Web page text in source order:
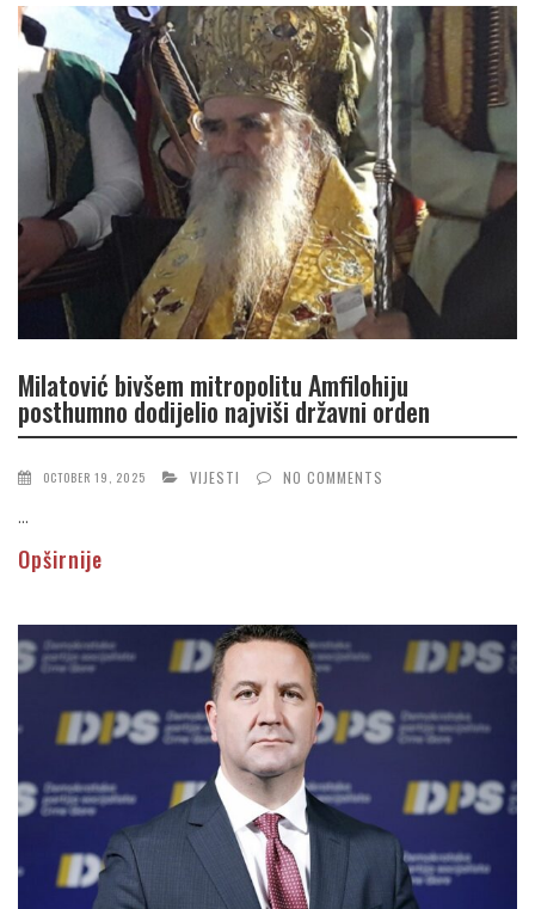
Milatović bivšem mitropolitu Amfilohiju
posthumno dodijelio najviši državni orden
OCTOBER 19, 2025 VIJESTI NO COMMENTS
...
Opširnije